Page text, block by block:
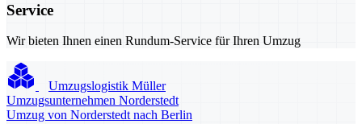
Service
Wir bieten Ihnen einen Rundum-Service für Ihren Umzug
Umzugslogistik Müller
Umzugsunternehmen Norderstedt
Umzug von Norderstedt nach Berlin